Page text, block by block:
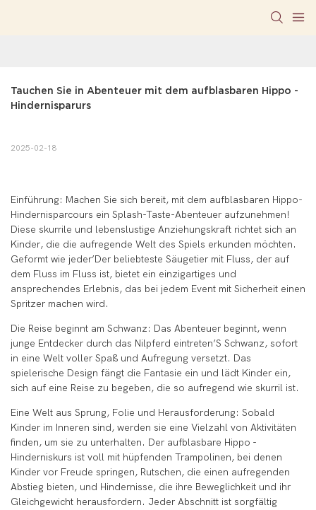
Tauchen Sie in Abenteuer mit dem aufblasbaren Hippo -
Hindernisparurs
2025-02-18
Einführung: Machen Sie sich bereit, mit dem aufblasbaren Hippo-
Hindernisparcours ein Splash-Taste-Abenteuer aufzunehmen!
Diese skurrile und lebenslustige Anziehungskraft richtet sich an
Kinder, die die aufregende Welt des Spiels erkunden möchten.
Geformt wie jeder’Der beliebteste Säugetier mit Fluss, der auf
dem Fluss im Fluss ist, bietet ein einzigartiges und
ansprechendes Erlebnis, das bei jedem Event mit Sicherheit einen
Spritzer machen wird.
Die Reise beginnt am Schwanz: Das Abenteuer beginnt, wenn
junge Entdecker durch das Nilpferd eintreten’S Schwanz, sofort
in eine Welt voller Spaß und Aufregung versetzt. Das
spielerische Design fängt die Fantasie ein und lädt Kinder ein,
sich auf eine Reise zu begeben, die so aufregend wie skurril ist.
Eine Welt aus Sprung, Folie und Herausforderung: Sobald
Kinder im Inneren sind, werden sie eine Vielzahl von Aktivitäten
finden, um sie zu unterhalten. Der aufblasbare Hippo -
Hinderniskurs ist voll mit hüpfenden Trampolinen, bei denen
Kinder vor Freude springen, Rutschen, die einen aufregenden
Abstieg bieten, und Hindernisse, die ihre Beweglichkeit und ihr
Gleichgewicht herausfordern. Jeder Abschnitt ist sorgfältig